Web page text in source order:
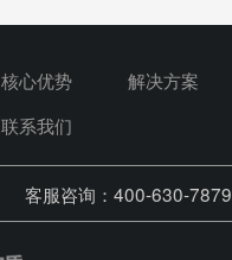
核心优势 解决方案
联系我们
客服咨询：400-630-7879